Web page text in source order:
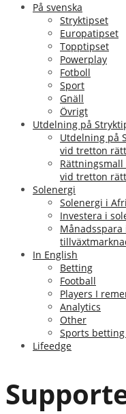
På svenska
Stryktipset
Europatipset
Topptipset
Powerplay
Fotboll
Sport
Gnäll
Övrigt
Utdelning på
Utdelning på
vid tretton rätt
vid tretton
Solenergi
Solenergi i
Investera i
In English
Betting
Football
Players I
Analytics
Other
Sports
Lifeedge